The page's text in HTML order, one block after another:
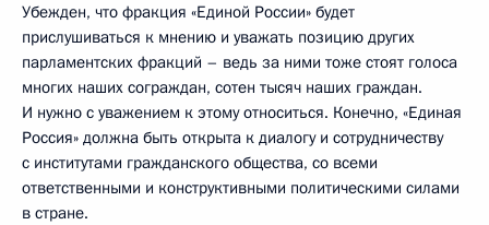
Убежден, что фракция «Единой России» будет
прислушиваться к мнению и уважать позицию других
парламентских фракций – ведь за ними тоже стоят голоса
многих наших сограждан, сотен тысяч наших граждан.
И нужно с уважением к этому относиться. Конечно, «Единая
Россия» должна быть открыта к диалогу и сотрудничеству
с институтами гражданского общества, со всеми
ответственными и конструктивными политическими силами
в стране.